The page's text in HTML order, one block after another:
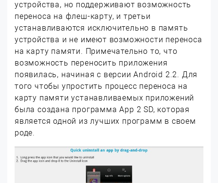
устройства, но поддерживают возможность
переноса на флеш-карту, и третьи
устанавливаются исключительно в память
устройства и не имеют возможности переноса
на карту памяти. Примечательно то, что
возможность переносить приложения
появилась, начиная с версии Android 2.2. Для
того чтобы упростить процесс переноса на
карту памяти устанавливаемых приложений
была создана программа App 2 SD, которая
является одной из лучших программ в своем
роде.